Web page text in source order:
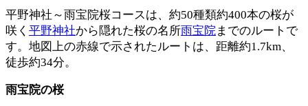
平野神社～雨宝院桜コースは、約50種類約400本の桜が
咲く 平野神社から隠れた桜の名所雨宝院までのルートで
す。地図上の赤線で示されたルートは、距離約1.7km、
徒歩約34分。
雨宝院の桜